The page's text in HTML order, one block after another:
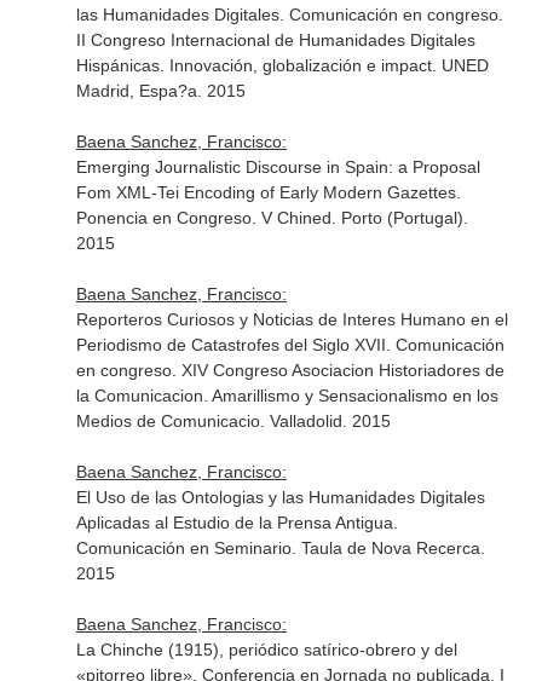
las Humanidades Digitales. Comunicación en congreso.
II Congreso Internacional de Humanidades Digitales
Hispánicas. Innovación, globalización e impact. UNED
Madrid, Espa?a. 2015
Baena Sanchez, Francisco:
Emerging Journalistic Discourse in Spain: a Proposal
Fom XML-Tei Encoding of Early Modern Gazettes.
Ponencia en Congreso. V Chined. Porto (Portugal).
2015
Baena Sanchez, Francisco:
Reporteros Curiosos y Noticias de Interes Humano en el
Periodismo de Catastrofes del Siglo XVII. Comunicación
en congreso. XIV Congreso Asociacion Historiadores de
la Comunicacion. Amarillismo y Sensacionalismo en los
Medios de Comunicacio. Valladolid. 2015
Baena Sanchez, Francisco:
El Uso de las Ontologias y las Humanidades Digitales
Aplicadas al Estudio de la Prensa Antigua.
Comunicación en Seminario. Taula de Nova Recerca.
2015
Baena Sanchez, Francisco:
La Chinche (1915), periódico satírico-obrero y del
«pitorreo libre». Conferencia en Jornada no publicada. I